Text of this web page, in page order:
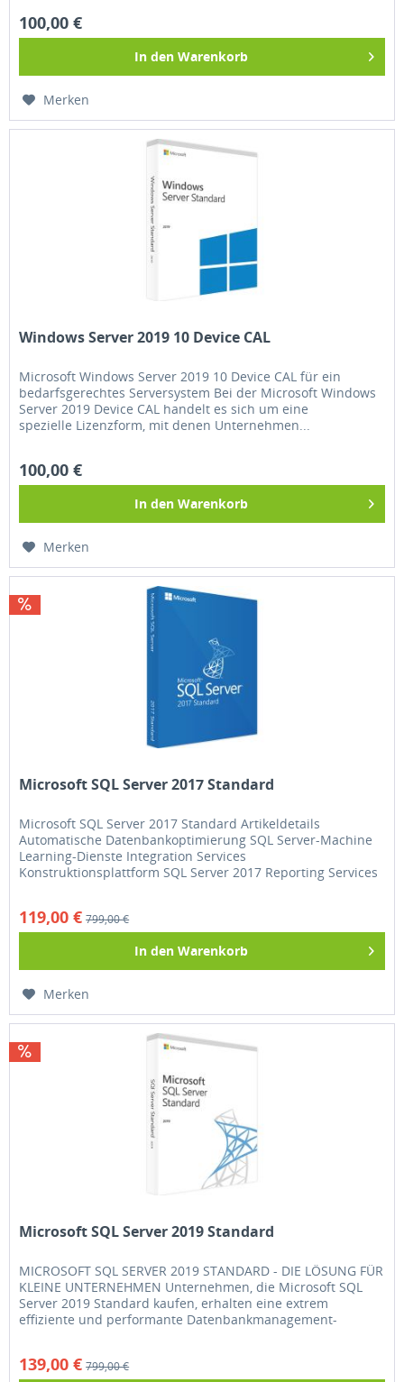
100,00 €
In den Warenkorb
Merken
Windows Server 2019 10 Device CAL
Microsoft Windows Server 2019 10 Device CAL für ein
bedarfsgerechtes Serversystem Bei der Microsoft Windows
Server 2019 Device CAL handelt es sich um eine
spezielle Lizenzform, mit denen Unternehmen...
100,00 €
In den Warenkorb
Merken
Microsoft SQL Server 2017 Standard
Microsoft SQL Server 2017 Standard Artikeldetails
Automatische Datenbankoptimierung SQL Server-Machine
Learning-Dienste Integration Services
Konstruktionsplattform SQL Server 2017 Reporting Services
119,00 € 799,00 €
In den Warenkorb
Merken
Microsoft SQL Server 2019 Standard
MICROSOFT SQL SERVER 2019 STANDARD - DIE LÖSUNG FÜR
KLEINE UNTERNEHMEN Unternehmen, die Microsoft SQL
Server 2019 Standard kaufen, erhalten eine extrem
effiziente und performante Datenbankmanagement-
139,00 € 799,00 €